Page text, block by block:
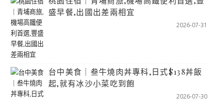
盛早餐,出國出差兩相宜
2026-07-31
台中美食｜叁牛燒肉丼專科,日式$138丼飯
起,就有冰沙小菜吃到飽
2026-07-30